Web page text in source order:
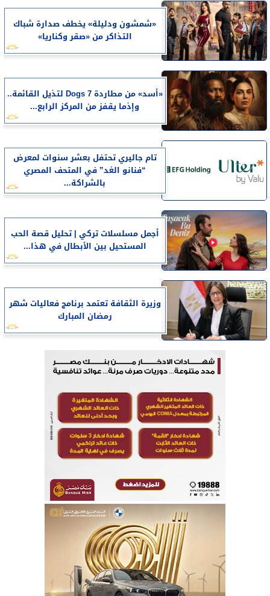
«شمشون ودليلة» يخطف صدارة شباك
التذاكر من «صقر وكناريا»
«أسد» من مطاردة 7 Dogs لتذيل القائمة..
وإذما يقفز من المركز الرابع...
تام جاليري تحتفل بعشر سنوات لمعرض
“فنانو الغد” في المتحف المصري
بالشراكة...
أجمل مسلسلات تركي | تحليل قصة الحب
المستحيل بين الأبطال في هذا...
وزيرة الثقافة تعتمد برنامج فعاليات شهر
رمضان المبارك